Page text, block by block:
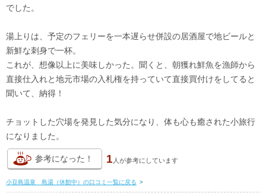
でした。
湯上りは、予定のフェリーを一本遅らせ併設の居酒屋で地ビールと
新鮮な刺身で一杯。
これが、想像以上に美味しかった。聞くと、朝獲れ鮮魚を漁師から
直接仕入れと地元市場の入札権を持っていて直接買付けをしてると
聞いて、納得！
チョットした穴場を発見した気分になり、体も心も癒された小旅行
になりました。
参考になった！ 1 人が参考にしています
小豆島温泉 島湯（休館中）の口コミ一覧に戻る >